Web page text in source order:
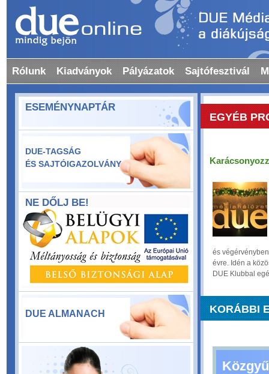
Rólunk Kiadványok Pályázatok Sajtófesztivál
ESEMÉNYNAPTÁR
DUE-TAGSÁG
ÉS SAJTÓIGAZOLVÁNY
NE DŐLJ BE!
DUE ALMANACH
EGYÉB
és
évre. Idén a
DUE Klubbal
KORÁBBI